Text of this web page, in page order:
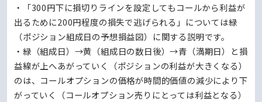
・「300円下に損切りラインを設定してもコールから利益が
出るために200円程度の損失で逃げられる」については緑
（ポジション組成日の予想損益図）に関する説明です。
・緑（組成日）→黄（組成日の数日後）→青（満期日）と損
益線が上へあがっていく（ポジションの利益が大きくなる）
のは、コールオプションの価格が時間的価値の減少により下
がっていく（コールオプション売りにとっては利益となる）